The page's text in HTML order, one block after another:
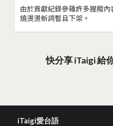
由於貢獻紀錄參雜許多腥羶
燒燙燙新詞暫且下架。
快分享 iTaigi 給
iTaigi愛台語